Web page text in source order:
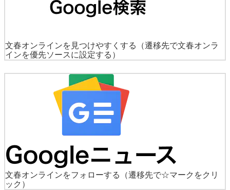
文春オンラインを見つけやすくする
（遷移先で文春オンラ
インを優先ソースに設定する）
文春オンラインをフォローする
（遷移先で☆マークをクリ
ック）